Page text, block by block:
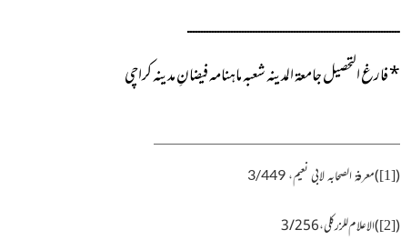
ــــــــــــــــــــــــــــــــــــــــــــــــــــــــــــــــــــــــــــــ
*فارغ التحصیل جامعۃ المدینہ شعبہ ماہنامہ فیضانِ مدینہ کراچی
(
[1]
)معرفۃ الصحابہ لابی نعیم، 3/449
(
[2])الاعلام للزرکلی، 3/256